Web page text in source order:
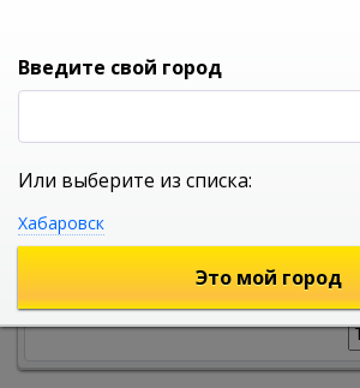
УНИВЕРСАЛЬНЫЙ ИНТЕРНЕТ МАГАЗИН
Введите свой город
Или выберите из списка:
Хабаровск
Это мой город